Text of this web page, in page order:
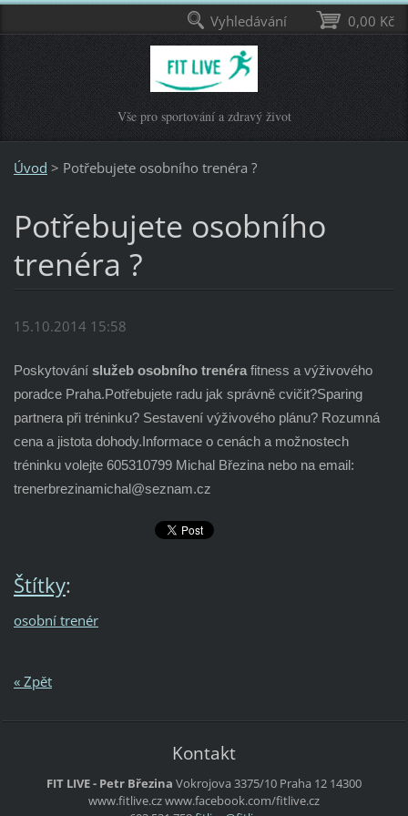
Vše pro sportování a zdravý život
Úvod > Potřebujete osobního trenéra ?
Potřebujete osobního
trenéra ?
15.10.2014 15:58
Poskytování služeb osobního trenéra fitness a výživového
poradce Praha.Potřebujete radu jak správně cvičit?Sparing
partnera při tréninku? Sestavení výživového plánu? Rozumná
cena a jistota dohody.Informace o cenách a možnostech
tréninku volejte 605310799 Michal Březina nebo na email:
trenerbrezinamichal@seznam.cz
Štítky:
osobní trenér
« Zpět
Kontakt
FIT LIVE - Petr Březina Vokrojova 3375/10 Praha 12 14300
www.fitlive.czwww.facebook.com/fitlive.cz
0,00 Kč
Vyhledávání